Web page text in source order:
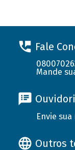
Fale
Mande
Envie
Outros